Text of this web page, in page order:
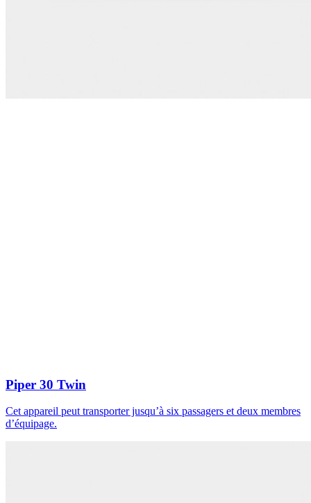
Piper 30 Twin
Cet appareil peut transporter jusqu’à six passagers et deux membres
d’équipage.